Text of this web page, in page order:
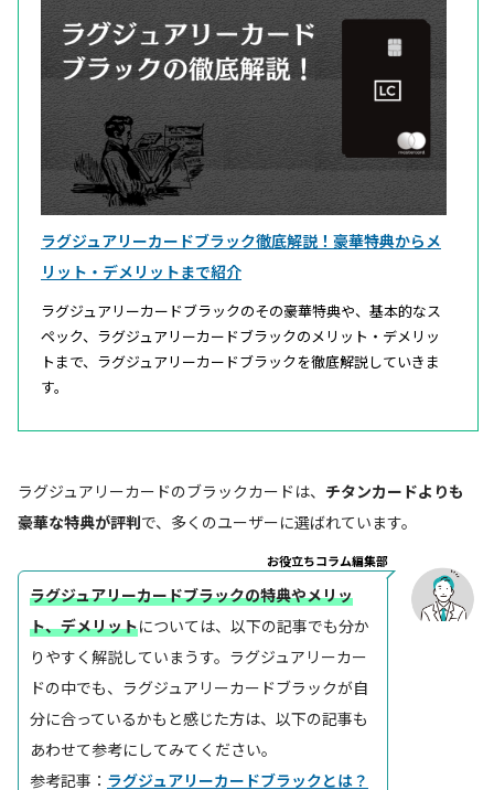
ラグジュアリーカードブラック徹底解説！豪華特典からメ
リット・デメリットまで紹介
ラグジュアリーカードブラックのその豪華特典や、基本的なス
ペック、ラグジュアリーカードブラックのメリット・デメリッ
トまで、ラグジュアリーカードブラックを徹底解説していきま
す。
ラグジュアリーカードのブラックカードは、 チタンカードよりも
豪華な特典が評判で、多くのユーザーに選ばれています。
お役立ちコラム編集部
ラグジュアリーカードブラックの特典やメリッ
ト、デメリットについては、以下の記事でも分か
りやすく解説していまうす。ラグジュアリーカー
ドの中でも、ラグジュアリーカードブラックが自
分に合っているかもと感じた方は、以下の記事も
あわせて参考にしてみてください。
参考記事： ラグジュアリーカードブラックとは？